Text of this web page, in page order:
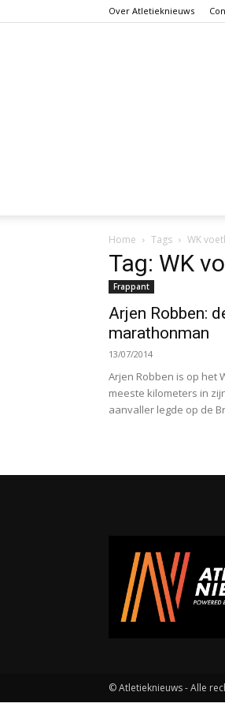
Over Atletieknieuws
Home Tags WK
Tag: WK
Frappant
Arjen Robben:
marathonman
13/07/2014
Arjen Robben is op het
meeste kilometers in
aanvaller legde op de
© Atletieknieuws - Alle